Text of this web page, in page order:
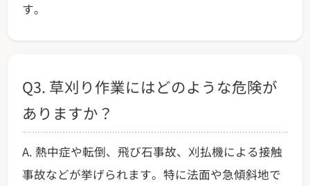
す。
Q3. 草刈り作業にはどのような危険が
ありますか？
A. 熱中症や転倒、飛び石事故、刈払機による接触
事故などが挙げられます。特に法面や急傾斜地で